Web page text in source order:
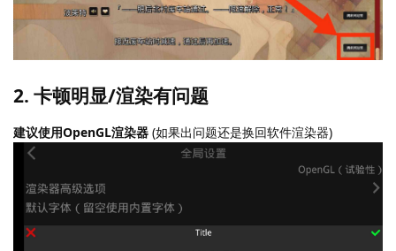
2. 卡顿明显/渲染有问题
建议使用OpenGL渲染器 (如果出问题还是换回软件渲染器)